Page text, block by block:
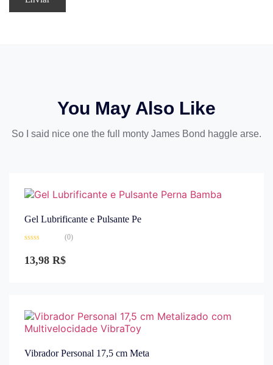
You May Also Like
So I said nice one the full monty James Bond haggle arse.
Gel Lubrificante e Pulsante Pe
0
de
(0)
13,98 R$
Vibrador Personal 17,5 cm Meta